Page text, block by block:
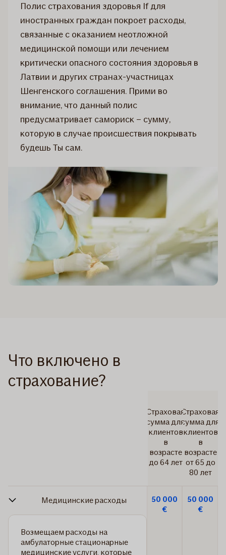
Полис страхования здоровья If для
иностранных граждан покроет расходы,
связанные с оказанием неотложной
медицинской помощи или лечением
критически опасного состояния здоровья в
Латвии и других странах-участницах
Шенгенского соглашения. Прими во
внимание, что данный полис
предусматривает самориск – сумму,
которую в случае происшествия покрывать
будешь Ты сам.
Что включено в
страхование?
Страховая
сумма для
клиентов
в
возрасте
до 64 лет
Страховая
сумма для
клиентов
в
возрасте
от 65 до
80 лет
Медицинские расходы
Возмещаем расходы на
амбулаторные стационарные
медицинские услуги, которые
50 000
€
50 000
€